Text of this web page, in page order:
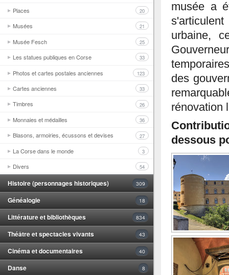
Places 20
Musées 21
Musée Fesch 25
Les statues publiques en Corse 33
Photos et cartes postales anciennes 123
Cartes anciennes 33
Timbres 26
Monnaies et médailles 36
Blasons, armoiries, écussons et devises 27
La Corse dans le monde 3
Divers 54
Histoire (personnages historiques) 309
Généalogie 18
Littérature et bibliothèques 834
Théâtre et spectacles vivants 43
Cinéma et documentaires 40
Danse 8
musée a
urbaine,
des
rénovation
dessous